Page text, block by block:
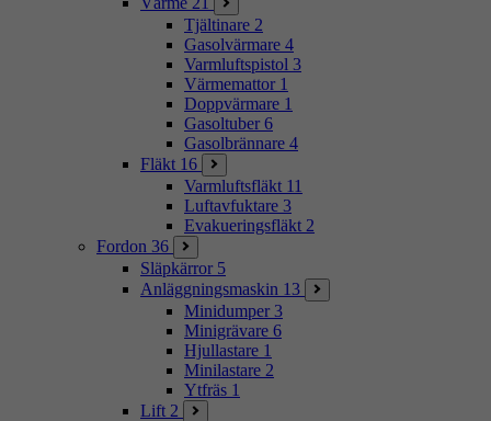
Tjältinare 2
Gasolvärmare 4
Varmluftspistol 3
Värmemattor 1
Doppvärmare 1
Gasoltuber 6
Gasolbrännare 4
Fläkt 16
Varmluftsfläkt 11
Luftavfuktare 3
Evakueringsfläkt 2
Fordon 36
Släpkärror 5
Anläggningsmaskin 13
Minidumper 3
Minigrävare 6
Hjullastare 1
Minilastare 2
Ytfräs 1
Lift 2